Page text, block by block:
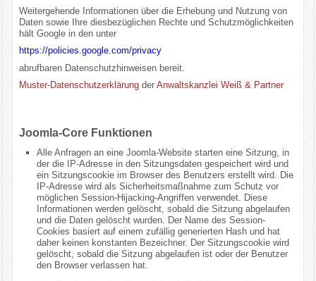
Weitergehende Informationen über die Erhebung und Nutzung von
Daten sowie Ihre diesbezüglichen Rechte und Schutzmöglichkeiten
hält Google in den unter
https://policies.google.com/privacy
abrufbaren Datenschutzhinweisen bereit.
Muster-Datenschutzerklärungder Anwaltskanzlei Weiß & Partner
Joomla-Core Funktionen
Alle Anfragen an eine Joomla-Website starten eine Sitzung, in
der die IP-Adresse in den Sitzungsdaten gespeichert wird und
ein Sitzungscookie im Browser des Benutzers erstellt wird. Die
IP-Adresse wird als Sicherheitsmaßnahme zum Schutz vor
möglichen Session-Hijacking-Angriffen verwendet. Diese
Informationen werden gelöscht, sobald die Sitzung abgelaufen
und die Daten gelöscht wurden. Der Name des Session-
Cookies basiert auf einem zufällig generierten Hash und hat
daher keinen konstanten Bezeichner. Der Sitzungscookie wird
gelöscht, sobald die Sitzung abgelaufen ist oder der Benutzer
den Browser verlassen hat.